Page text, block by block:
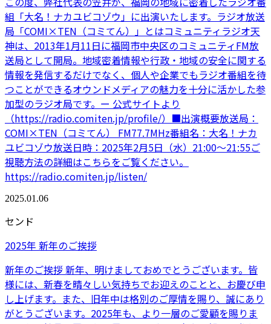
組「大名！ナカユビコゾウ」に出演いたします。ラジオ放送
局「COMI×TEN（コミてん）」とはコミュニティラジオ天
神は、2013年1月11日に福岡市中央区のコミュニティFM放
送局として開局。地域密着情報や行政・地域の安全に関する
情報を発信するだけでなく、個人や企業でもラジオ番組を待
つことができるオウンドメディアの魅力を十分に活かした参
加型のラジオ局です。ー 公式サイトより
（https://radio.comiten.jp/profile/）■出演概要放送局：
COMI×TEN（コミてん） FM77.7MHz番組名：大名！ナカ
ユビコゾウ放送日時：2025年2月5日（水）21:00～21:55ご
視聴方法の詳細はこちらをご覧ください。
https://radio.comiten.jp/listen/
2025.01.06
センド
2025年 新年のご挨拶
新年のご挨拶 新年、明けましておめでとうございます。皆
様には、新春を晴々しい気持ちでお迎えのことと、お慶び申
し上げます。また、旧年中は格別のご厚情を賜り、誠にあり
がとうございます。2025年も、より一層のご愛顧を賜りま